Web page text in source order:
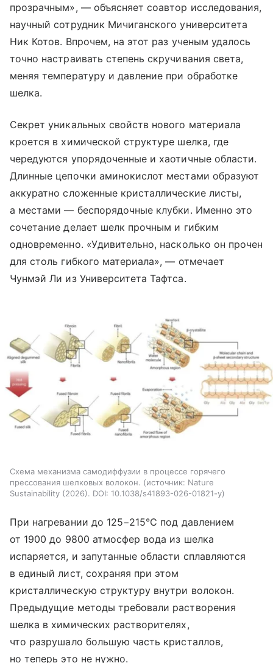
прозрачным», — объясняет соавтор исследования,
научный сотрудник Мичиганского университета
Ник Котов. Впрочем, на этот раз ученым удалось
точно настраивать степень скручивания света,
меняя температуру и давление при обработке
шелка.
Секрет уникальных свойств нового материала
кроется в химической структуре шелка, где
чередуются упорядоченные и хаотичные области.
Длинные цепочки аминокислот местами образуют
аккуратно сложенные кристаллические листы,
а местами — беспорядочные клубки. Именно это
сочетание делает шелк прочным и гибким
одновременно. «Удивительно, насколько он прочен
для столь гибкого материала», — отмечает
Чунмэй Ли из Университета Тафтса.
Схема механизма самодиффузии в процессе горячего
прессования шелковых волокон.
источник: Nature
Sustainability (2026). DOI: 10.1038/s41893-026-01821-y
При нагревании до 125−215°C под давлением
от 1900 до 9800 атмосфер вода из шелка
испаряется, и запутанные области сплавляются
в единый лист, сохраняя при этом
кристаллическую структуру внутри волокон.
Предыдущие методы требовали растворения
шелка в химических растворителях,
что разрушало большую часть кристаллов,
но теперь это не нужно.